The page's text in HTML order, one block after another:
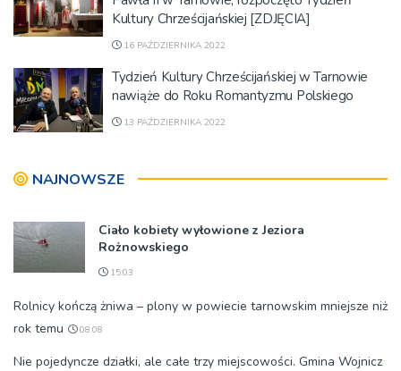
Kultury Chrześcijańskiej [ZDJĘCIA]
16 PAŹDZIERNIKA 2022
Tydzień Kultury Chrześcijańskiej w Tarnowie
nawiąże do Roku Romantyzmu Polskiego
13 PAŹDZIERNIKA 2022
NAJNOWSZE
Ciało kobiety wyłowione z Jeziora
Rożnowskiego
15:03
Rolnicy kończą żniwa – plony w powiecie tarnowskim mniejsze niż
rok temu
08:08
Nie pojedyncze działki, ale całe trzy miejscowości. Gmina Wojnicz